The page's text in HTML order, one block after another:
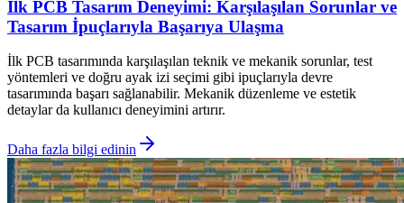
İlk PCB Tasarım Deneyimi: Karşılaşılan Sorunlar ve
Tasarım İpuçlarıyla Başarıya Ulaşma
İlk PCB tasarımında karşılaşılan teknik ve mekanik sorunlar, test
yöntemleri ve doğru ayak izi seçimi gibi ipuçlarıyla devre
tasarımında başarı sağlanabilir. Mekanik düzenleme ve estetik
detaylar da kullanıcı deneyimini artırır.
Daha fazla bilgi edinin